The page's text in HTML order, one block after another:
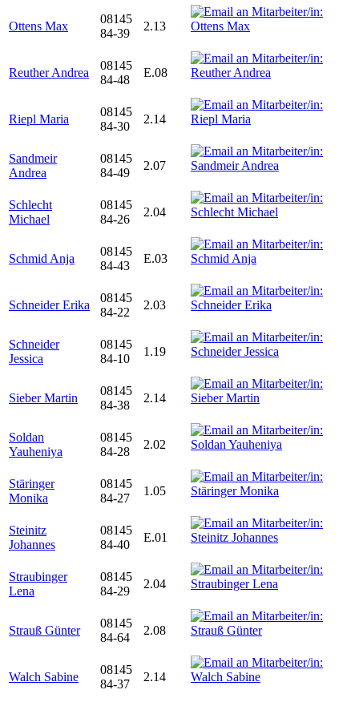
Ottens Max
08145
84-39
2.13
Reuther Andrea
08145
84-48
E.08
Riepl Maria
08145
84-30
2.14
Sandmeir
Andrea
08145
84-49
2.07
Schlecht
Michael
08145
84-26
2.04
Schmid Anja
08145
84-43
E.03
Schneider Erika
08145
84-22
2.03
Schneider
Jessica
08145
84-10
1.19
Sieber Martin
08145
84-38
2.14
Soldan
Yauheniya
08145
84-28
2.02
Stäringer
Monika
08145
84-27
1.05
Steinitz
Johannes
08145
84-40
E.01
Straubinger
Lena
08145
84-29
2.04
Strauß Günter
08145
84-64
2.08
Walch Sabine
08145
84-37
2.14